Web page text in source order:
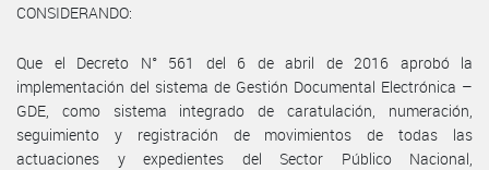
CONSIDERANDO:
Que el Decreto N° 561 del 6 de abril de 2016 aprobó la
implementación del sistema de Gestión Documental Electrónica –
GDE, como sistema integrado de caratulación, numeración,
seguimiento y registración de movimientos de todas las
actuaciones y expedientes del Sector Público Nacional,